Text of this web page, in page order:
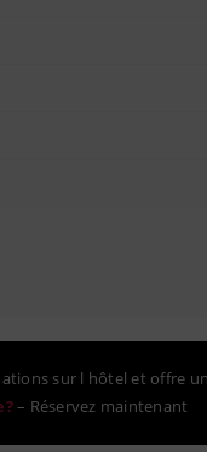
sur l hôtel et offre
– Réservez maintenant